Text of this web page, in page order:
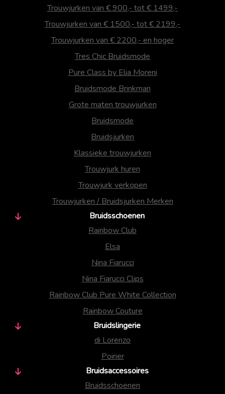
Trouwjurken van € 900,- tot € 1499,-
Trouwjurken van € 1500,- tot € 2199,-
Trouwjurken van € 2200,- en hoger
Tres Chic Bruidsmode
Pure Class by Elia Moreni
Bruidsmode Brinkman
Grote maten trouwjurken
Bruidsmode
Bruidsjurken
Klassieke trouwjurken
Trouwjurk huren
Trouwjurk verkopen
Trouwjurken / Bruidsjurken Merken
Bruidsschoenen
Rainbow Club
Elsa
Nina Fiarucci
Nina Fiarucci Clips
Rainbow Club Pure White Collection
Rainbow Couture
Bruidslingerie
di Lorenzo
Poirier
Bruidsaccessoires
Bruidsschoenen